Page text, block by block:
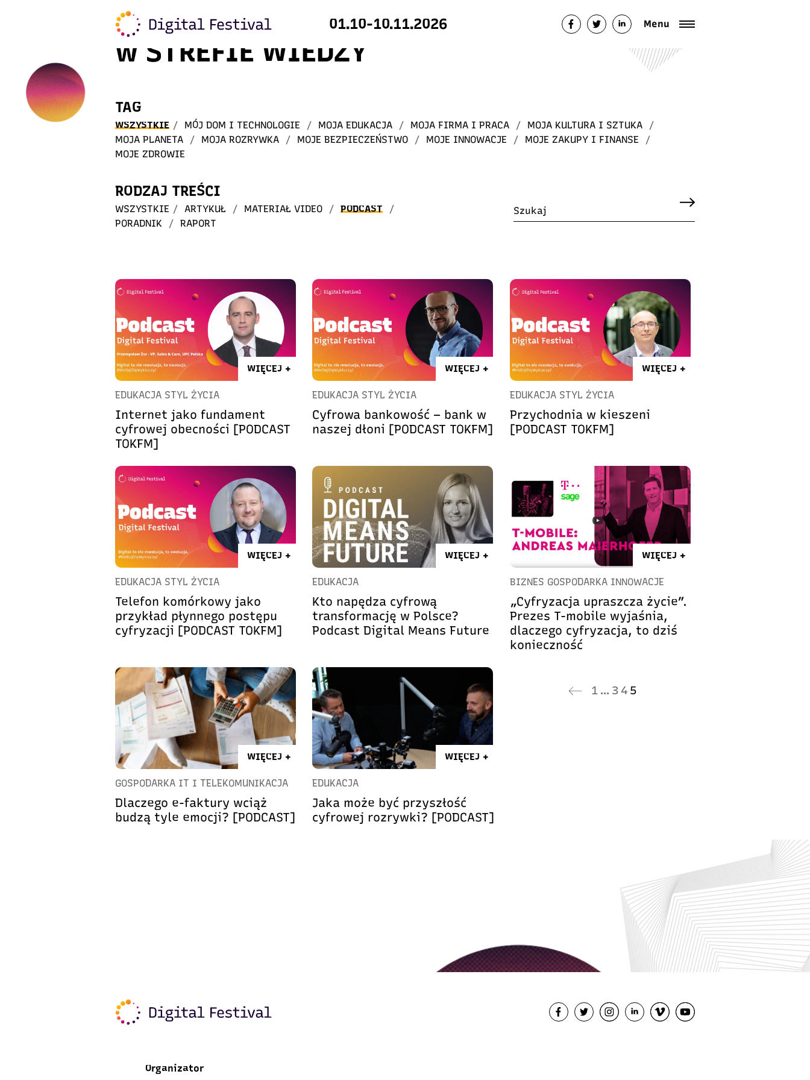
01.10-10.11.2026 Menu
Witaj
w STREFIE WIEDZY
TAG
WSZYSTKIE / MÓJ DOM I TECHNOLOGIE / MOJA EDUKACJA / MOJA FIRMA I PRACA / MOJA KULTURA I SZTUKA
/
MOJA PLANETA
/ MOJA ROZRYWKA / MOJE BEZPIECZEŃSTWO / MOJE INNOWACJE / MOJE ZAKUPY I FINANSE
/
MOJE ZDROWIE
RODZAJ TREŚCI
WSZYSTKIE / ARTYKUŁ / MATERIAŁ VIDEO / PODCAST
/
PORADNIK
/ RAPORT
WIĘCEJ +
EDUKACJA STYL ŻYCIA
Internet jako fundament
cyfrowej obecności [PODCAST
TOKFM]
WIĘCEJ +
EDUKACJA STYL ŻYCIA
Cyfrowa bankowość – bank w
naszej dłoni [PODCAST TOKFM]
WIĘCEJ +
EDUKACJA STYL ŻYCIA
Przychodnia w kieszeni
[PODCAST TOKFM]
WIĘCEJ +
EDUKACJA STYL ŻYCIA
Telefon komórkowy jako
przykład płynnego postępu
cyfryzacji [PODCAST TOKFM]
WIĘCEJ +
EDUKACJA
Kto napędza cyfrową
transformację w Polsce?
Podcast Digital Means Future
WIĘCEJ +
BIZNES GOSPODARKA INNOWACJE
„Cyfryzacja upraszcza życie”.
Prezes T-mobile wyjaśnia,
dlaczego cyfryzacja, to dziś
konieczność
WIĘCEJ +
GOSPODARKA IT I TELEKOMUNIKACJA
Dlaczego e-faktury wciąż
budzą tyle emocji? [PODCAST]
WIĘCEJ +
EDUKACJA
Jaka może być przyszłość
cyfrowej rozrywki? [PODCAST]
1 … 3 4 5
Organizator